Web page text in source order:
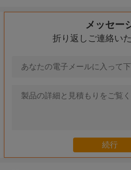
メッセー
折り返しご連絡い
ディスコまたはコンサートのセリ
330W 15R Sharpy のビーム ディ
36pcs 3w 紫外線 LED の標準は